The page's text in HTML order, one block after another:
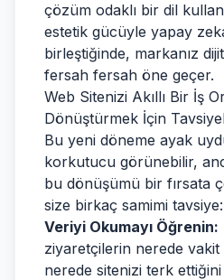
çözüm odaklı bir dil
estetik gücüyle yapay
birleştiğinde, markanız
fersah fersah öne geçer.
Web Sitenizi Akıllı Bir İş
Dönüştürmek İçin
Bu yeni döneme ayak
korkutucu görünebilir,
bu dönüşümü bir fırsata
size birkaç samimi tavsiye:
Veriyi Okumayı Öğrenin:
ziyaretçilerin nerede vakit
nerede sitenizi terk